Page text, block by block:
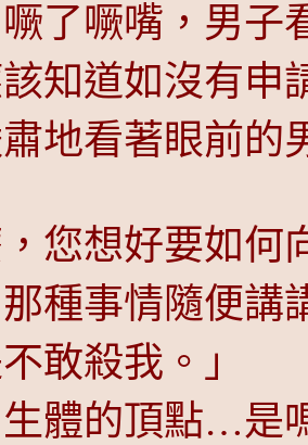
了噘嘴，男子
該知道如沒有
地看著眼前的
，您想好要如何
種事情隨便講
敢殺我。」
體的頂點…是